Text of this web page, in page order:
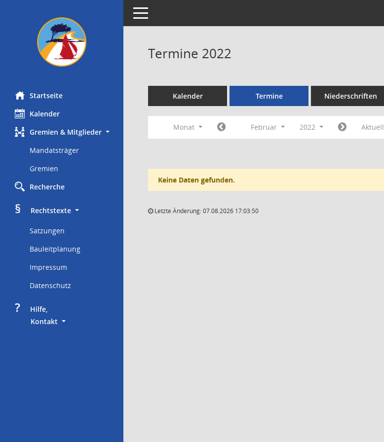
Startseite
Kalender
Gremien & Mitglieder
Mandatsträger
Gremien
Recherche
§
     Rechtstexte
Satzungen
Bauleitplanung
Impressum
Datenschutz
?
     Hilfe,
Kontakt
Toggle navigation
Termine 2022
Kalender Termine Niederschriften
Monat Februar 2022 Aktuell
Keine Daten gefunden.
Letzte Änderung: 07.08.2026 17:03:50